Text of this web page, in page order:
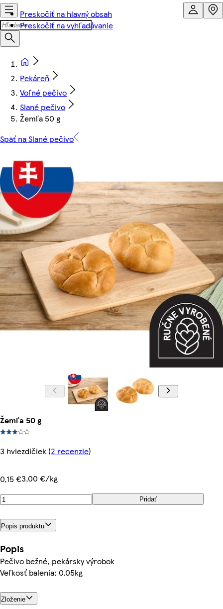
Preskočiť na hlavný obsah
Preskočiť na vyhľadávanie
Pekáreň
Voľné pečivo
Slané pečivo
Žemľa 50 g
Späť na Slané pečivo
Žemľa 50 g
3 hviezdičiek (2 recenzie)
0,15 €3,00 €/kg
Pridať
Popis produktu
Popis
Pečivo bežné, pekársky výrobok
Veľkosť balenia: 0.05kg
Zloženie